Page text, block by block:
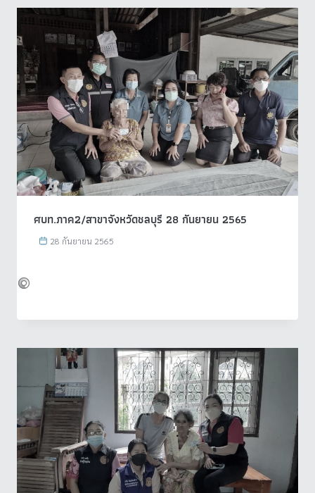
ศบท.ภาค2/สาขาจังหวัดชลบุรี 28 กันยายน 2565
28 กันยายน 2565